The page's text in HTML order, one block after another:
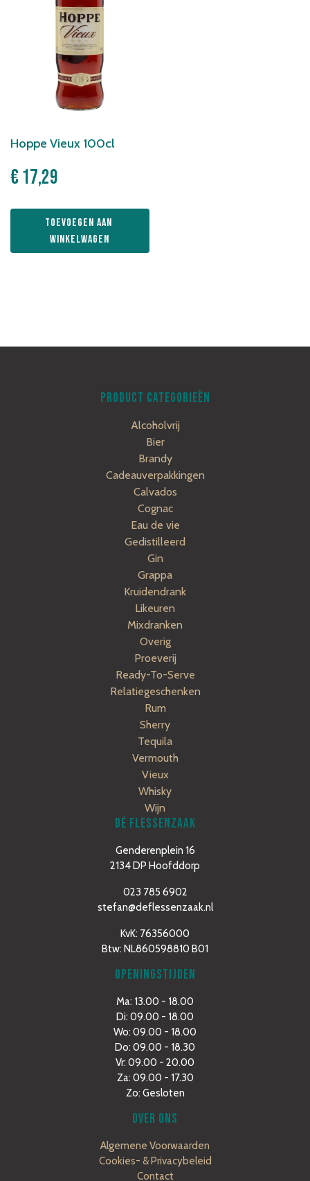
Hoppe Vieux 100cl
€17,29
Toevoegen aan
winkelwagen
PRODUCT CATEGORIEËN
Alcoholvrij
Bier
Brandy
Cadeauverpakkingen
Calvados
Cognac
Eau de vie
Gedistilleerd
Gin
Grappa
Kruidendrank
Likeuren
Mixdranken
Overig
Proeverij
Ready-To-Serve
Relatiegeschenken
Rum
Sherry
Tequila
Vermouth
Vieux
Whisky
Wijn
DÉ FLESSENZAAK
Genderenplein 16
2134 DP Hoofddorp
023 785 6902
stefan@deflessenzaak.nl
KvK: 76356000
Btw: NL860598810 B01
OPENINGSTIJDEN
Ma: 13.00 - 18.00
Di: 09.00 - 18.00
Wo: 09.00 - 18.00
Do: 09.00 - 18.30
Vr: 09.00 - 20.00
Za: 09.00 - 17.30
Zo: Gesloten
OVER ONS
Algemene Voorwaarden
Cookies- & Privacybeleid
Contact